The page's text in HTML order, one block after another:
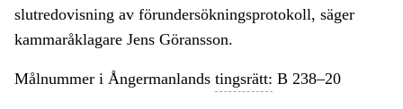
slutredovisning av förundersökningsprotokoll, säger
kammaråklagare Jens Göransson.
Målnummer i Ångermanlands tingsrätt: B 238–20